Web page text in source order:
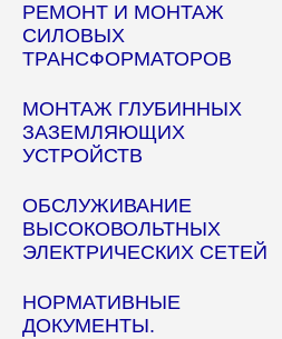
РЕМОНТ И МОНТАЖ
СИЛОВЫХ
ТРАНСФОРМАТОРОВ
МОНТАЖ ГЛУБИННЫХ
ЗАЗЕМЛЯЮЩИХ
УСТРОЙСТВ
ОБСЛУЖИВАНИЕ
ВЫСОКОВОЛЬТНЫХ
ЭЛЕКТРИЧЕСКИХ СЕТЕЙ
НОРМАТИВНЫЕ
ДОКУМЕНТЫ.